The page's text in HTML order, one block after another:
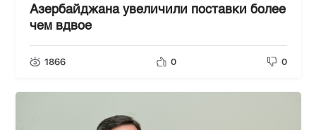
Азербайджана увеличили поставки более
чем вдвое
1866 0 0